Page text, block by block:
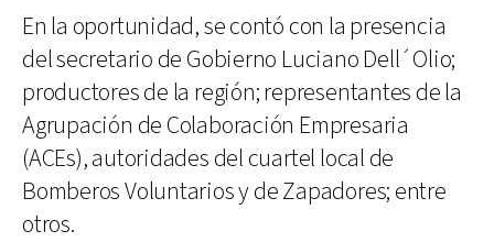
En la oportunidad, se contó con la presencia
del secretario de Gobierno Luciano Dell´Olio;
productores de la región; representantes de la
Agrupación de Colaboración Empresaria
(ACEs), autoridades del cuartel local de
Bomberos Voluntarios y de Zapadores; entre
otros.